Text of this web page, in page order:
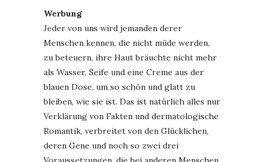
Werbung
Jeder von uns wird jemanden derer
Menschen kennen, die nicht müde werden,
zu beteuern, ihre Haut bräuchte nicht mehr
als Wasser, Seife und eine Creme aus der
blauen Dose, um so schön und glatt zu
bleiben, wie sie ist. Das ist natürlich alles nur
Verklärung von Fakten und dermatologische
Romantik, verbreitet von den Glücklichen,
deren Gene und noch so zwei drei